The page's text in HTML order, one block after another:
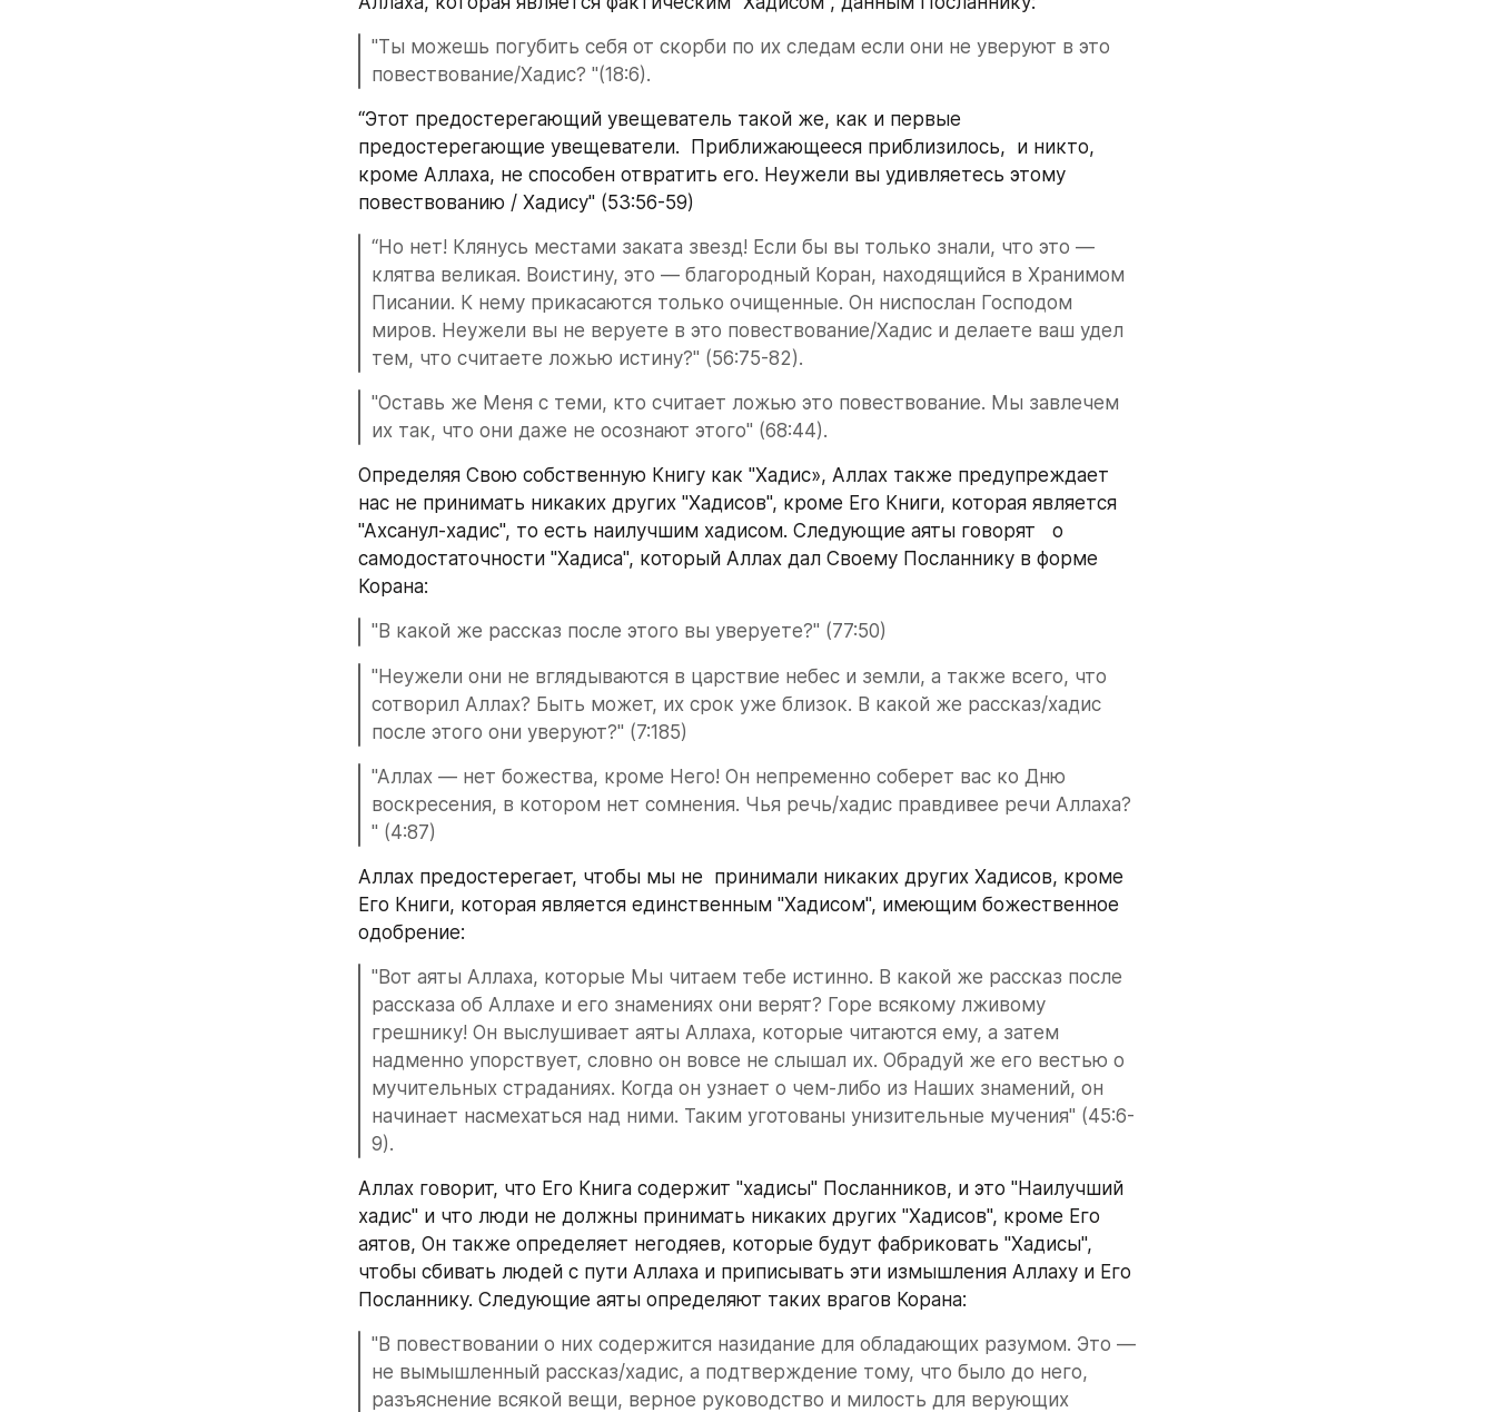
"Ты можешь погубить себя от скорби по их следам если они не уверуют в это
повествование/Хадис? "(18:6).
“Этот предостерегающий увещеватель такой же, как и первые
предостерегающие увещеватели.  Приближающееся приблизилось,  и никто,
кроме Аллаха, не способен отвратить его. Неужели вы удивляетесь этому
повествованию / Хадису" (53:56-59)
“Но нет! Клянусь местами заката звезд! Если бы вы только знали, что это —
клятва великая. Воистину, это — благородный Коран, находящийся в Хранимом
Писании. К нему прикасаются только очищенные. Он ниспослан Господом
миров. Неужели вы не веруете в это повествование/Хадис и делаете ваш удел
тем, что считаете ложью истину?" (56:75-82).
"Оставь же Меня с теми, кто считает ложью это повествование. Мы завлечем
их так, что они даже не осознают этого" (68:44).
Определяя Свою собственную Книгу как "Хадис», Аллах также предупреждает
нас не принимать никаких других "Хадисов", кроме Его Книги, которая является
"Ахсанул-хадис", то есть наилучшим хадисом. Следующие аяты говорят   о
самодостаточности "Хадиса", который Аллах дал Своему Посланнику в форме
Корана:
"В какой же рассказ после этого вы уверуете?" (77:50)
"Неужели они не вглядываются в царствие небес и земли, а также всего, что
сотворил Аллах? Быть может, их срок уже близок. В какой же рассказ/хадис
после этого они уверуют?" (7:185)
"Аллах — нет божества, кроме Него! Он непременно соберет вас ко Дню
воскресения, в котором нет сомнения. Чья речь/хадис правдивее речи Аллаха?
" (4:87)
Аллах предостерегает, чтобы мы не  принимали никаких других Хадисов, кроме
Его Книги, которая является единственным "Хадисом", имеющим божественное
одобрение:
"Вот аяты Аллаха, которые Мы читаем тебе истинно. В какой же рассказ после
рассказа об Аллахе и его знамениях они верят? Горе всякому лживому
грешнику! Он выслушивает аяты Аллаха, которые читаются ему, а затем
надменно упорствует, словно он вовсе не слышал их. Обрадуй же его вестью о
мучительных страданиях. Когда он узнает о чем-либо из Наших знамений, он
начинает насмехаться над ними. Таким уготованы унизительные мучения" (45:6-
9).
Аллах говорит, что Его Книга содержит "хадисы" Посланников, и это "Наилучший
хадис" и что люди не должны принимать никаких других "Хадисов", кроме Его
аятов, Он также определяет негодяев, которые будут фабриковать "Хадисы",
чтобы сбивать людей с пути Аллаха и приписывать эти измышления Аллаху и Его
Посланнику. Следующие аяты определяют таких врагов Корана:
"В повествовании о них содержится назидание для обладающих разумом. Это —
не вымышленный рассказ/хадис, а подтверждение тому, что было до него,
разъяснение всякой вещи, верное руководство и милость для верующих